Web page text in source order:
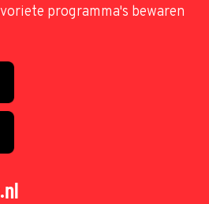
programma's bewaren